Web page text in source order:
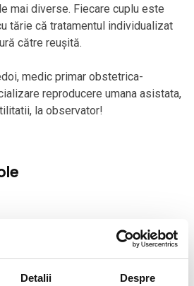
Detalii Despre
mai diverse. Fiecare cuplu este
tărie că tratamentul individualizat
către reușită.
medic primar obstetrica-
reproducere umana asistata,
la observator!